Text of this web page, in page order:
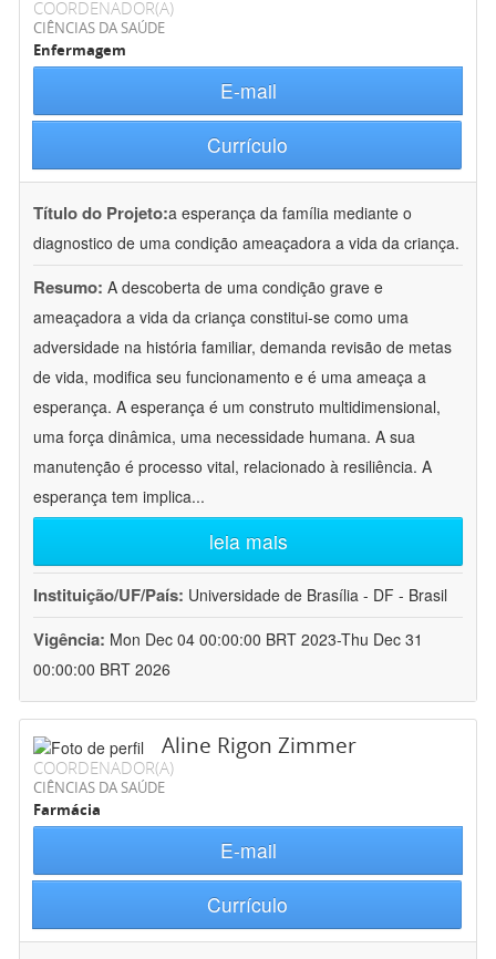
COORDENADOR(A)
CIÊNCIAS DA SAÚDE
Enfermagem
E-mail
Currículo
Título do Projeto:a esperança da família mediante o
diagnostico de uma condição ameaçadora a vida da criança.
Resumo: A descoberta de uma condição grave e
ameaçadora a vida da criança constitui-se como uma
adversidade na história familiar, demanda revisão de metas
de vida, modifica seu funcionamento e é uma ameaça a
esperança. A esperança é um construto multidimensional,
uma força dinâmica, uma necessidade humana. A sua
manutenção é processo vital, relacionado à resiliência. A
esperança tem implica...
leia mais
Instituição/UF/País: Universidade de Brasília - DF - Brasil
Vigência: Mon Dec 04 00:00:00 BRT 2023-Thu Dec 31
00:00:00 BRT 2026
Aline Rigon Zimmer
COORDENADOR(A)
CIÊNCIAS DA SAÚDE
Farmácia
E-mail
Currículo